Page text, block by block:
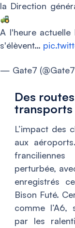
la Direction
A l'heure
s'élèvent…
— Gate7
Des
transports
L’impact des
aux
perturbée,
enregistrés
Bison Futé.
comme l’A6,
par les